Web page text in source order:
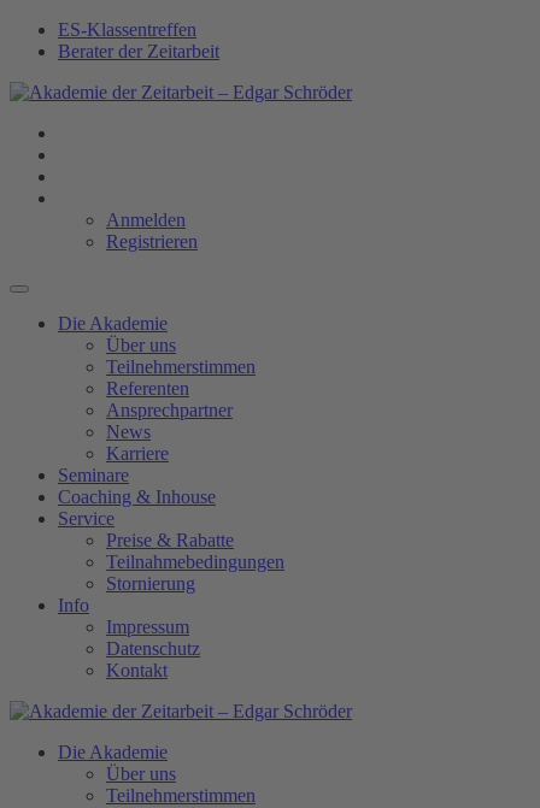
ES-Klassentreffen
Berater der Zeitarbeit
Anmelden
Registrieren
Die Akademie
Über uns
Teilnehmerstimmen
Referenten
Ansprechpartner
News
Karriere
Seminare
Coaching & Inhouse
Service
Preise & Rabatte
Teilnahmebedingungen
Stornierung
Info
Impressum
Datenschutz
Kontakt
Die Akademie
Über uns
Teilnehmerstimmen